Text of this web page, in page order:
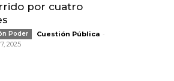
por cuatro
Poder Cuestión Pública -
2025